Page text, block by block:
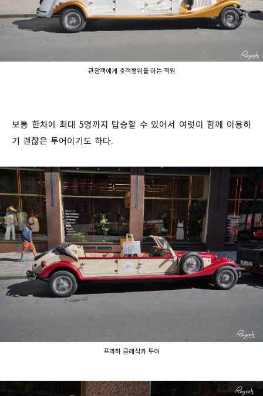
관광객에게 호객행위를 하는 직원
보통 한차에 최대 5명까지 탑승할 수 있어서 여럿이 함께 이용하
기 괜찮은 투어이기도 하다.
프라하 클래식카 투어